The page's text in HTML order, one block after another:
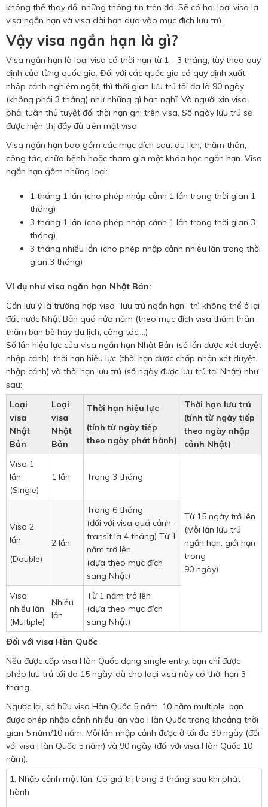
không thể thay đổi những thông tin trên đó. Sẽ có hai loại visa là
visa ngắn hạn và visa dài hạn dựa vào mục đích lưu trú.
Vậy visa ngắn hạn là gì?
Visa ngắn hạn là loại visa có thời hạn từ 1 - 3 tháng, tùy theo quy
định của từng quốc gia. Đối với các quốc gia có quy định xuất
nhập cảnh nghiêm ngặt, thì thời gian lưu trú tối đa là 90 ngày
(không phải 3 tháng) như những gì bạn nghĩ. Và người xin visa
phải tuân thủ tuyệt đối thời hạn ghi trên visa. Số ngày lưu trú sẽ
được hiện thị đầy đủ trên mặt visa.
Visa ngắn hạn bao gồm các mục đích sau: du lịch, thăm thân,
công tác, chữa bệnh hoặc tham gia một khóa học ngắn hạn. Visa
ngắn hạn gồm những loại:
1 tháng 1 lần (cho phép nhập cảnh 1 lần trong thời gian 1
tháng)
3 tháng 1 lần (cho phép nhập cảnh 1 lần trong thời gian 3
tháng)
3 tháng nhiều lần (cho phép nhập cảnh nhiều lần trong thời
gian 3 tháng)
Ví dụ như visa ngắn hạn Nhật Bản:
Cần lưu ý là trường hợp visa "lưu trú ngắn hạn" thì không thể ở lại
đất nước Nhật Bản quá nửa năm (theo mục đích visa thăm thân,
thăm bạn bè hay du lịch, công tác,…)
Số lần hiệu lực của visa ngắn hạn Nhật Bản (số lần được xét duyệt
nhập cảnh), thời hạn hiệu lực (thời hạn được chấp nhận xét duyệt
nhập cảnh) và thời hạn lưu trú (số ngày được lưu trú tại Nhật) như
sau:
Loại
visa
Nhật
Bản
Loại
visa
Nhật
Bản
Thời hạn hiệu lực
(tính từ ngày tiếp
theo ngày phát hành)
Thời hạn lưu trú
(tính từ ngày tiếp
theo ngày nhập
cảnh Nhật)
Visa 1
lần
(Single)
1 lần Trong 3 tháng
Từ 15 ngày trở lên
(Mỗi lần lưu trú
ngắn hạn, giới hạn
trong
90 ngày)
Visa 2
lần
(Double)
2 lần
Trong 6 tháng
(đối với visa quá cảnh -
transit là 4 tháng) Từ 1
năm trở lên
(dựa theo mục đích
sang Nhật)
Visa
nhiều lần
(Multiple)
Nhiều
lần
Từ 1 năm trở lên
(dựa theo mục đích
sang Nhật)
Đối với visa Hàn Quốc
Nếu được cấp visa Hàn Quốc dạng single entry, bạn chỉ được
phép lưu trú tối đa 15 ngày, dù cho loại visa này có thời hạn 3
tháng.
Ngược lại, sở hữu visa Hàn Quốc 5 năm, 10 năm multiple, bạn
được phép nhập cảnh nhiều lần vào Hàn Quốc trong khoảng thời
gian 5 năm/10 năm. Mỗi lần nhập cảnh được ở tối đa 30 ngày (đối
với visa Hàn Quốc 5 năm) và 90 ngày (đối với visa Hàn Quốc 10
năm).
1. Nhập cảnh một lần: Có giá trị trong 3 tháng sau khi phát
hành